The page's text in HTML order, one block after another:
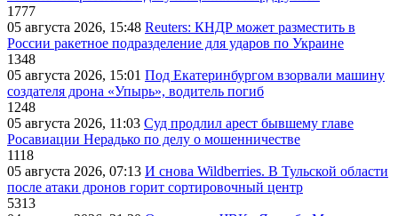
1777
05 августа 2026, 15:48 Reuters: КНДР может разместить в
России ракетное подразделение для ударов по Украине
1348
05 августа 2026, 15:01 Под Екатеринбургом взорвали машину
создателя дрона «Упырь», водитель погиб
1248
05 августа 2026, 11:03 Суд продлил арест бывшему главе
Росавиации Нерадько по делу о мошенничестве
1118
05 августа 2026, 07:13 И снова Wildberries. В Тульской области
после атаки дронов горит сортировочный центр
5313